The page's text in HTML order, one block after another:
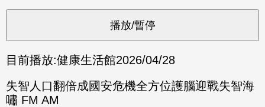
目前播放:健康生活館2026/04/28
失智人口翻倍成國安危機全方位護腦迎戰失智海
嘯 FM AM